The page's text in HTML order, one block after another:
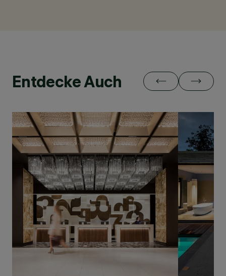
Entdecke Auch